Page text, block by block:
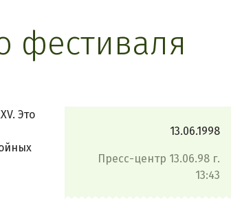
фестиваля
13.06.1998
Пресс-центр 13.06.98 г.
13:43
Это